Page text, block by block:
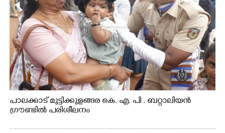
പാലക്കാട് മുട്ടിക്കുളങ്ങര കെ. എ. പി . ബറ്റാലിയൻ
ഗ്രൗണ്ടിൽ പരിശീലനം